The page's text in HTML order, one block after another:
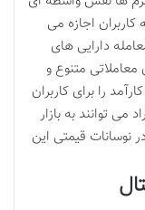
کاربران اجازه می
دارایی های
معاملاتی متنوع و
را برای کاربران
می توانند به بازار
نوسانات قیمتی این